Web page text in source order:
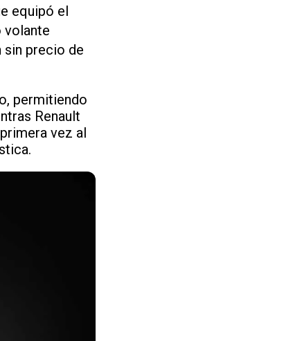
equipó el
volante
sin precio de
permitiendo
Renault
vez al